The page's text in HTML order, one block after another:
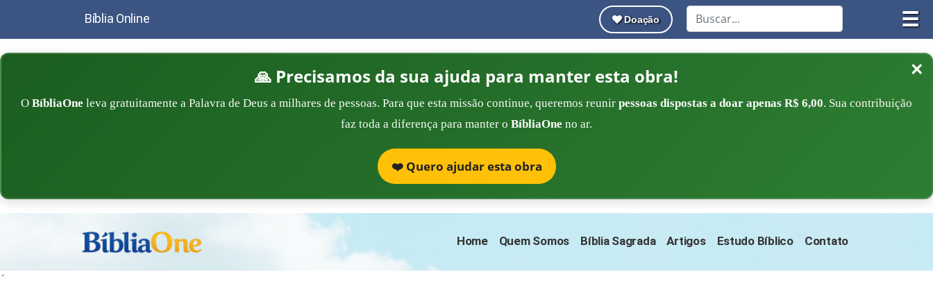
☰
Bíblia Online Doação
×
🙏 Precisamos da sua ajuda para manter esta obra!
O BíbliaOne leva gratuitamente a Palavra de Deus a milhares de pessoas. Para que esta missão continue, queremos reunir pessoas dispostas a doar apenas R$ 6,00. Sua contribuição
faz toda a diferença para manter o BíbliaOne no ar.
❤️ Quero ajudar esta obra
Home Quem Somos Bíblia Sagrada Artigos Estudo Bíblico Contato
´